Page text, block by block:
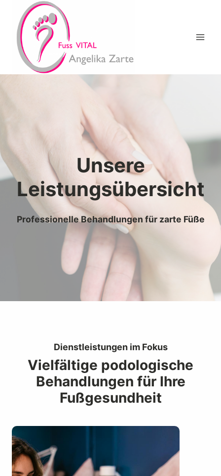
Inhalt
springen
Unsere
Leistungsübersicht
Professionelle Behandlungen für zarte Füße
Dienstleistungen im Fokus
Vielfältige podologische
Behandlungen für Ihre
Fußgesundheit